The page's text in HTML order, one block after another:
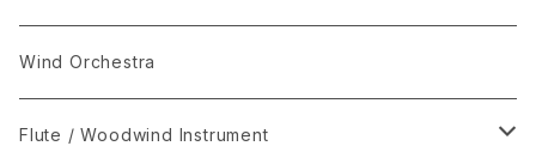
I-Musici
"The Enchanted Forest"
Wind Orchestra
Flute / Woodwind Instrument